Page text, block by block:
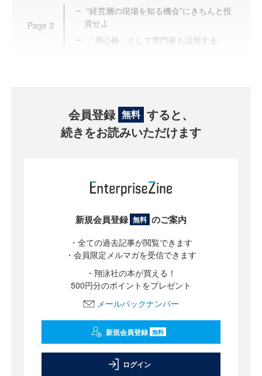
Page 3
“経営層の現場を知る機会”にきちんと投
資せよ
「用心棒」として専門家も活用する
会員登録 無料 すると、
続きをお読みいただけます
新規会員登録 無料 のご案内
・全ての過去記事が閲覧できます
・会員限定メルマガを受信できます
・翔泳社の本が買える！
500円分のポイントをプレゼント
メールバックナンバー
新規会員登録 無料
ログイン